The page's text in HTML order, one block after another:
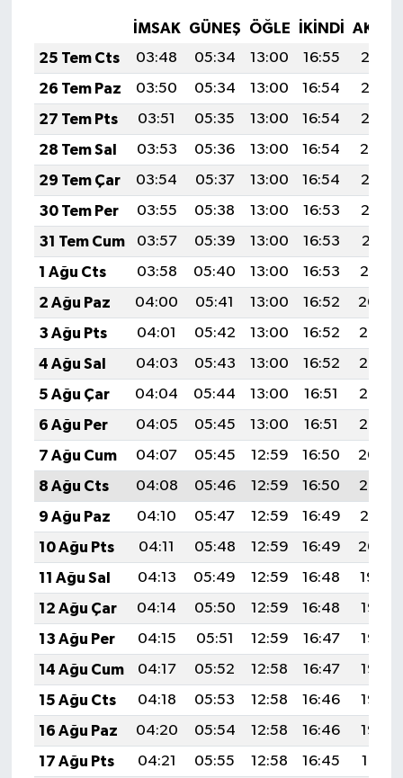
İMSAK GÜNEŞ ÖĞLE İKINDI
25 Tem Cts
03:48 05:34 13:00 16:55
20:17
26 Tem Paz
03:50 05:34 13:00 16:54
20:16
27 Tem Pts
03:51 05:35 13:00 16:54
20:15
28 Tem Sal
03:53 05:36 13:00 16:54
20:14
29 Tem Çar
03:54 05:37 13:00 16:54
20:13
30 Tem Per
03:55 05:38 13:00 16:53
20:12
31 Tem Cum
03:57 05:39 13:00 16:53
20:11
1 Ağu Cts
03:58 05:40 13:00 16:53
20:10
2 Ağu Paz
04:00 05:41 13:00 16:52
20:09
3 Ağu Pts
04:01 05:42 13:00 16:52
20:08
4 Ağu Sal
04:03 05:43 13:00 16:52
20:07
5 Ağu Çar
04:04 05:44 13:00 16:51
20:06
6 Ağu Per
04:05 05:45 13:00 16:51
20:05
7 Ağu Cum
04:07 05:45 12:59 16:50
20:04
8 Ağu Cts
04:08 05:46 12:59 16:50
20:02
9 Ağu Paz
04:10 05:47 12:59 16:49
20:01
10 Ağu Pts
04:11 05:48 12:59 16:49
20:00
11 Ağu Sal
04:13 05:49 12:59 16:48
19:59
12 Ağu Çar
04:14 05:50 12:59 16:48
19:57
13 Ağu Per
04:15 05:51 12:59 16:47
19:56
14 Ağu Cum
04:17 05:52 12:58 16:47
19:55
15 Ağu Cts
04:18 05:53 12:58 16:46
19:53
16 Ağu Paz
04:20 05:54 12:58 16:46
19:52
17 Ağu Pts
04:21 05:55 12:58 16:45
19:51